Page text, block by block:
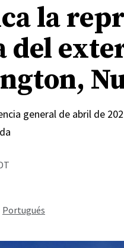
la
general de abril de
Portugués